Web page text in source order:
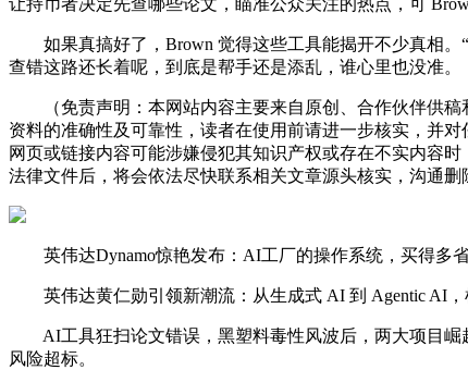
让持币者决定先查哪些论文，瞄准公众关注的热点，可
如果真搞好了，Brown 觉得这些工具能揭开不少真相。“
查错这路还长着呢，到底是帮手还是添乱，谁心里也没准。
（免责声明：本网站内容主要来自原创、合作伙伴供稿
资料的准确性及可靠性，读者在使用前请进一步核实，并
网页或链接内容可能涉嫌侵犯其知识产权或存在不实内容
法律文件后，将会依法尽快联系相关文章源头核实，沟通删
英伟达Dynamo惊艳发布：AI工厂的操作系统，买得多
英伟达黄仁勋引领新潮流：从生成式 AI 到 Agentic AI，
AI工具狂扫论文错误，黑塑料毒性风波后，两大项目崛
风险超标。